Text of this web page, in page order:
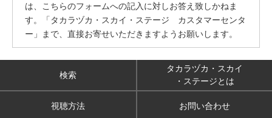
は、こちらのフォームへの記入に対しお答え致しかねま
す。「タカラヅカ・スカイ・ステージ カスタマーセンタ
ー」まで、直接お寄せいただきますようお願いします。
検索
タカラヅカ・スカイ
・ステージとは
視聴方法 お問い合わせ